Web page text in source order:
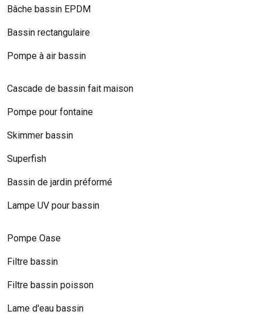
Bâche bassin EPDM
Bassin rectangulaire
Pompe à air bassin
Cascade de bassin fait maison
Pompe pour fontaine
Skimmer bassin
Superfish
Bassin de jardin préformé
Lampe UV pour bassin
Pompe Oase
Filtre bassin
Filtre bassin poisson
Lame d'eau bassin